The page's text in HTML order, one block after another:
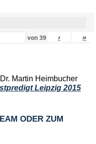
von 39 › »
Martin Heimbucher
Leipzig 2015
ODER ZUM